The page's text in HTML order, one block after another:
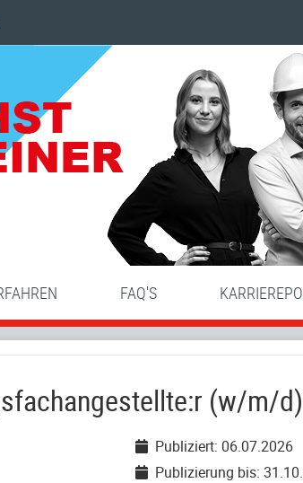
FAQ'S
(w/m/d)
Publiziert: 06.07.2026
Publizierung bis: